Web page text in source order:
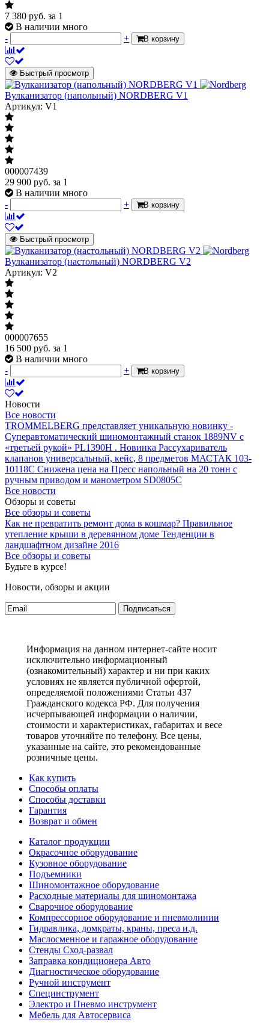
7 380 руб. за 1
В наличии много
-
+ В корзину
Быстрый просмотр
Вулканизатор (напольный) NORDBERG V1
Артикул: V1
000007439
29 900 руб. за 1
В наличии много
-
+ В корзину
Быстрый просмотр
Вулканизатор (настольный) NORDBERG V2
Артикул: V2
000007655
16 500 руб. за 1
В наличии много
-
+ В корзину
Новости
Все новости
TROMMELBERG представляет уникальную новинку -
Суперавтоматический шиномонтажный станок 1889NV с
«третьей рукой» PL1390H . Новинка Рассухариватель
клапанов универсальный, кейс, 8 предметов МАСТАК 103-
10118C Снижена цена на Пресс напольный на 20 тонн с
ручным приводом и манометром SD0805C
Все новости
Обзоры и советы
Все обзоры и советы
Как не превратить ремонт дома в кошмар? Правильное
утепление крыши в деревянном доме Тенденции в
ландшафтном дизайне 2016
Все обзоры и советы
Будьте в курсе!
Новости, обзоры и акции
Подписаться
Информация на данном интернет-сайте носит
исключительно информационный
(ознакомительный) характер и ни при каких
условиях не является публичной офертой,
определяемой положениями Статьи 437
Гражданского кодекса РФ. Для получения
исчерпывающей информации о наличии,
стоимости и характеристиках, габаритах и весе
товаров уточняйте по телефону. Все цены,
указанные на сайте, это рекомендованные
розничные цены.
Как купить
Способы оплаты
Способы доставки
Гарантия
Возврат и обмен
Каталог продукции
Окрасочное оборудование
Кузовное оборудование
Подъемники
Шиномонтажное оборудование
Расходные материалы для шиномонтажа
Сварочное оборудование
Компрессорное оборудование и пневмолинии
Гидравлика, домкраты, краны, преса и.д.
Маслосменное и гаражное оборудование
Стенды Сход-развал
Заправка кондиционера Авто
Диагностическое оборудование
Ручной инструмент
Специнструмент
Электро и Пневмо инструмент
Мебель для Автосервиса